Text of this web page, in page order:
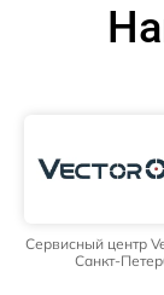
Сервисный центр
Санкт-